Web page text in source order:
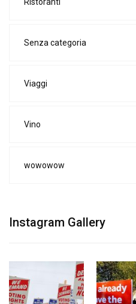
Senza categoria
Viaggi
Vino
wowowow
Instagram Gallery